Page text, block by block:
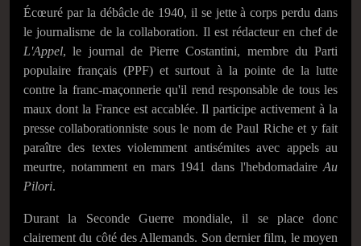
Écœuré par la débâcle de 1940, il se jette à corps perdu dans
le journalisme de la collaboration. Il est rédacteur en chef de
L'Appel, le journal de Pierre Costantini, membre du Parti
populaire français (PPF) et surtout à la pointe de la lutte
contre la franc-maçonnerie qu'il rend responsable de tous les
maux dont la France est accablée. Il participe activement à la
presse collaborationniste sous le nom de Paul Riche et y fait
paraître des textes violemment antisémites avec appels au
meurtre, notamment en mars 1941 dans l'hebdomadaire Au
Pilori.
Durant la Seconde Guerre mondiale, il se place donc
clairement du côté des Allemands. Son dernier film, le moyen